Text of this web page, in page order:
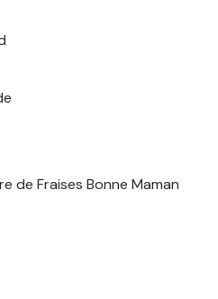
de Fraises Bonne Maman